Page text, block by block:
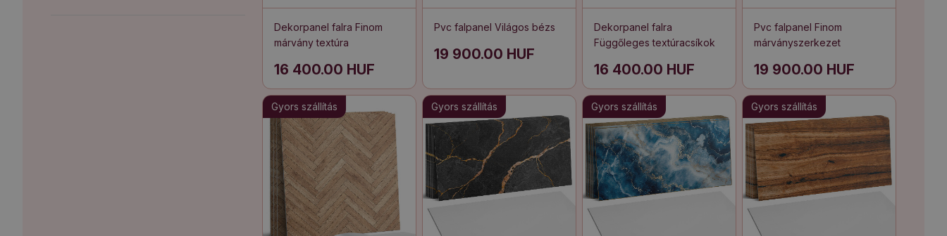
Dekorpanel falra Finom
márvány textúra
16 400.00 HUF
Pvc falpanel Világos bézs
19 900.00 HUF
Dekorpanel falra
Függőleges textúracsíkok
16 400.00 HUF
Pvc falpanel Finom
márványszerkezet
19 900.00 HUF
Gyors szállítás Gyors szállítás Gyors szállítás Gyors szállítás